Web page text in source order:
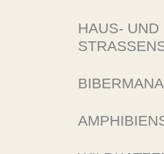
HAUS- UND